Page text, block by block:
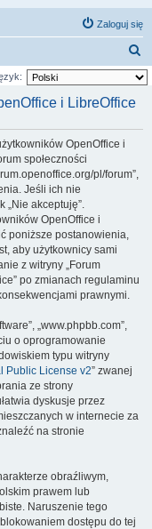
Zaloguj się
z
i LibreOffice
OpenOffice i
społeczności
pl/forum”,
Jeśli ich nie
„Nie akceptuję”.
OpenOffice i
poniższe postanowienia,
aby użytkownicy sami
z witryny „Forum
po zmianach regulaminu
prawnymi.
„www.phpbb.com”,
o oprogramowanie
typu witryny
Public License v2” zwanej
ze strony
dyskusje przez
w internecie za
na stronie
obraźliwym,
prawem lub
Naruszenie tego
dostępu do tej